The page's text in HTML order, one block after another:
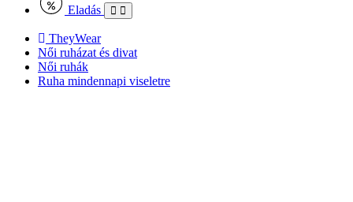
Eladás
TheyWear
Női ruházat és divat
Női ruhák
Ruha mindennapi viseletre